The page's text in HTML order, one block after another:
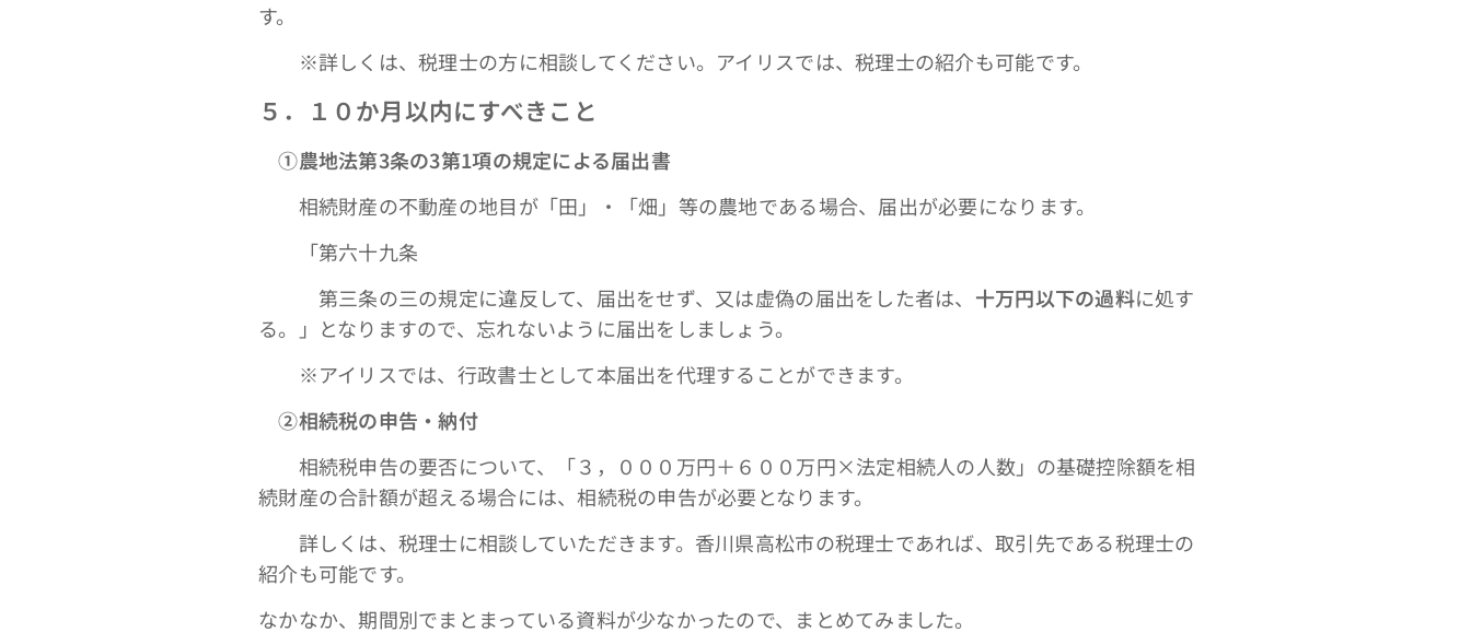
す。
※詳しくは、税理士の方に相談してください。アイリスでは、税理士の紹介も可能です。
５．１０か月以内にすべきこと
①農地法第3条の3第1項の規定による届出書
相続財産の不動産の地目が「田」・「畑」等の農地である場合、届出が必要になります。
「第六十九条
第三条の三の規定に違反して、届出をせず、又は虚偽の届出をした者は、 十万円以下の過料に処す
る。」となりますので、忘れないように届出をしましょう。
※アイリスでは、行政書士として本届出を代理することができます。
➁相続税の申告・納付
相続税申告の要否について、「３，０００万円＋６００万円×法定相続人の人数」の基礎控除額を相
続財産の合計額が超える場合には、相続税の申告が必要となります。
詳しくは、税理士に相談していただきます。香川県高松市の税理士であれば、取引先である税理士の
紹介も可能です。
なかなか、期間別でまとまっている資料が少なかったので、まとめてみました。